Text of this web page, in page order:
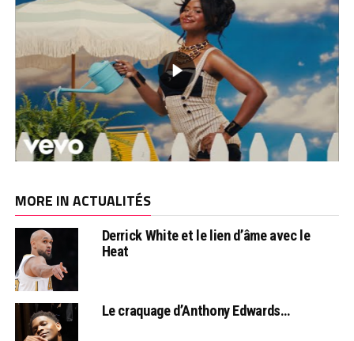
MORE IN ACTUALITÉS
Derrick White et le lien d’âme avec le
Heat
Le craquage d’Anthony Edwards…